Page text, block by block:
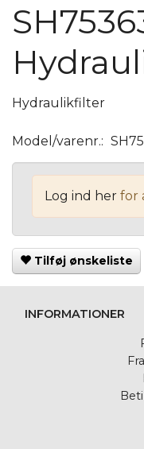
Hydraulikfilter
Model/varenr.:
Log ind her for
Tilføj ønskeliste
INFORMATIONER